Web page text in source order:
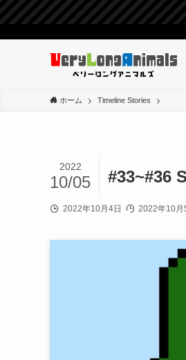
ホーム Timeline Stories
#33~#36
2022
10/05
2022年10月4日 2022年10月